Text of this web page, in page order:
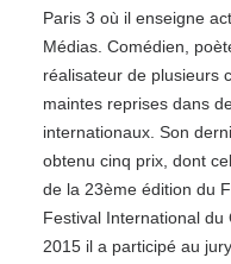
Paris 3 où il enseigne
Médias. Comédien,
réalisateur de plusieurs
maintes reprises dans
internationaux. Son
obtenu cinq prix, dont
de la 23ème édition du
Festival International du
2015 il a participé au